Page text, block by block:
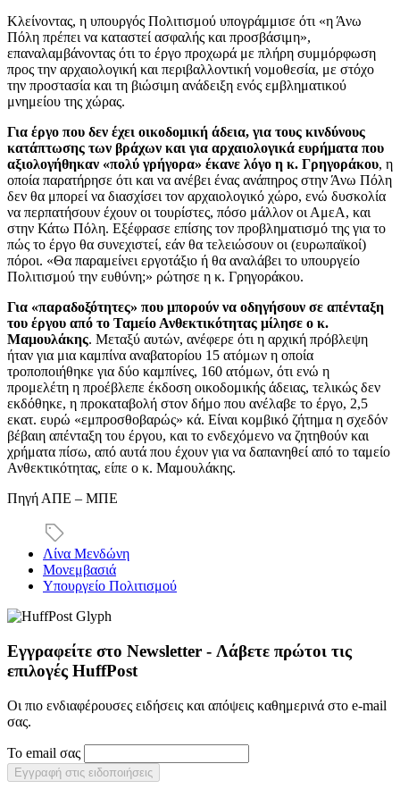
Κλείνοντας, η υπουργός Πολιτισμού υπογράμμισε ότι «η Άνω
Πόλη πρέπει να καταστεί ασφαλής και προσβάσιμη»,
επαναλαμβάνοντας ότι το έργο προχωρά με πλήρη συμμόρφωση
προς την αρχαιολογική και περιβαλλοντική νομοθεσία, με στόχο
την προστασία και τη βιώσιμη ανάδειξη ενός εμβληματικού
μνημείου της χώρας.
Για έργο που δεν έχει οικοδομική άδεια, για τους κινδύνους
κατάπτωσης των βράχων και για αρχαιολογικά ευρήματα που
αξιολογήθηκαν «πολύ γρήγορα» έκανε λόγο η κ. Γρηγοράκου, η
οποία παρατήρησε ότι και να ανέβει ένας ανάπηρος στην Άνω Πόλη
δεν θα μπορεί να διασχίσει τον αρχαιολογικό χώρο, ενώ δυσκολία
να περπατήσουν έχουν οι τουρίστες, πόσο μάλλον οι ΑμεΑ, και
στην Κάτω Πόλη. Εξέφρασε επίσης τον προβληματισμό της για το
πώς το έργο θα συνεχιστεί, εάν θα τελειώσουν οι (ευρωπαϊκοί)
πόροι. «Θα παραμείνει εργοτάξιο ή θα αναλάβει το υπουργείο
Πολιτισμού την ευθύνη;» ρώτησε η κ. Γρηγοράκου.
Για «παραδοξότητες» που μπορούν να οδηγήσουν σε απένταξη
του έργου από το Ταμείο Ανθεκτικότητας μίλησε ο κ.
Μαμουλάκης. Μεταξύ αυτών, ανέφερε ότι η αρχική πρόβλεψη
ήταν για μια καμπίνα αναβατορίου 15 ατόμων η οποία
τροποποιήθηκε για δύο καμπίνες, 160 ατόμων, ότι ενώ η
προμελέτη η προέβλεπε έκδοση οικοδομικής άδειας, τελικώς δεν
εκδόθηκε, η προκαταβολή στον δήμο που ανέλαβε το έργο, 2,5
εκατ. ευρώ «εμπροσθοβαρώς» κά. Είναι κομβικό ζήτημα η σχεδόν
βέβαιη απένταξη του έργου, και το ενδεχόμενο να ζητηθούν και
χρήματα πίσω, από αυτά που έχουν για να δαπανηθεί από το ταμείο
Ανθεκτικότητας, είπε ο κ. Μαμουλάκης.
Πηγή ΑΠΕ – ΜΠΕ
Λίνα Μενδώνη
Μονεμβασιά
Υπουργείο Πολιτισμού
Εγγραφείτε στο Newsletter - Λάβετε πρώτοι τις
επιλογές HuffPost
Οι πιο ενδιαφέρουσες ειδήσεις και απόψεις καθημερινά στο e-mail
σας.
Το email σας
Εγγραφή στις ειδοποιήσεις